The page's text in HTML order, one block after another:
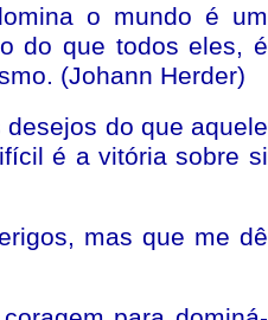
o mundo é um
do que todos eles, é
(Johann Herder)
do que aquele
é a vitória sobre si
mas que me dê